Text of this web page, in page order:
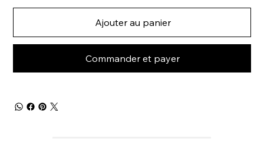
Ajouter au panier
Commander et payer